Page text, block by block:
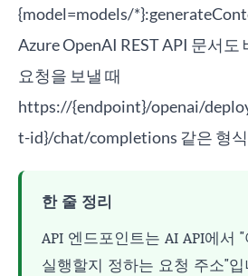
{model=models/
Azure OpenAI REST API 문서도
요청을 보낼 때
https://{endpoint}/openai/
t-id}/chat/completions 같은 형
한 줄 정리
API 엔드포인트는 AI API에서
실행할지 정하는 요청 주소"